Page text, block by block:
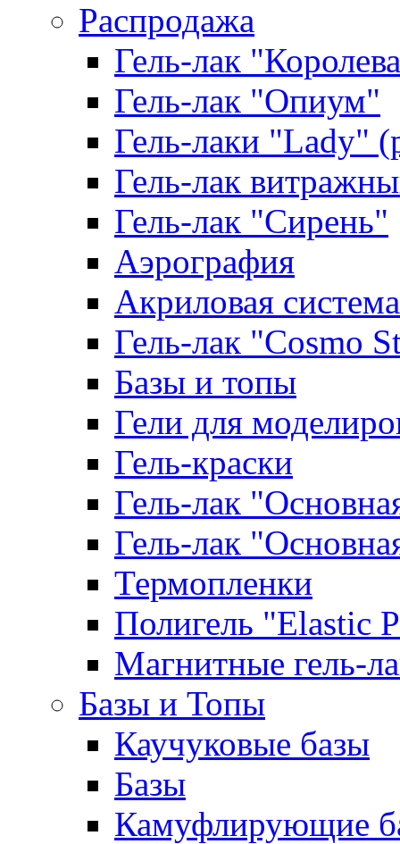
Распродажа
Гель-лак
Гель-лак "Опиум"
Гель-лаки "Lady"
Гель-лак
Гель-лак "Сирень"
Аэрография
Акриловая система
Гель-лак "Cosmo
Базы и топы
Гели для
Гель-краски
Гель-лак
Гель-лак
Термопленки
Полигель "Elastic
Магнитные гель-
Базы и Топы
Каучуковые базы
Базы
Камуфлирующие